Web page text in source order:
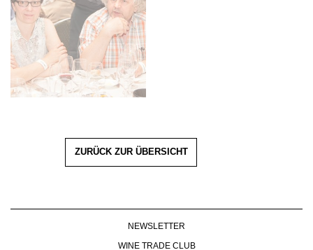
ZURÜCK ZUR ÜBERSICHT
NEWSLETTER
WINE TRADE CLUB